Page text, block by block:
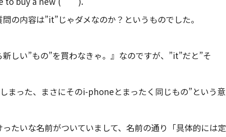
の内容は”it”じゃダメなのか？というものでした。
しい”もの”を買わなきゃ。』なのですが、”it”だと”そ
まった、まさにそのi-phoneとまったく同じもの”という意
たいな名前がついていまして、名前の通り「具体的には定